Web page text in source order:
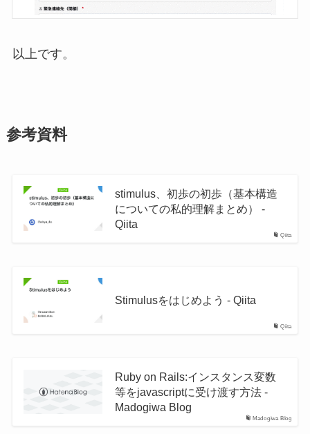
以上です。
参考資料
Qiita
stimulus、初歩の初歩（基本構造
についての私的理解まとめ） -
Qiita
Qiita
Stimulusをはじめよう - Qiita
Madogiwa Blog
Ruby on Rails:インスタンス変数
等をjavascriptに受け渡す方法 -
Madogiwa Blog